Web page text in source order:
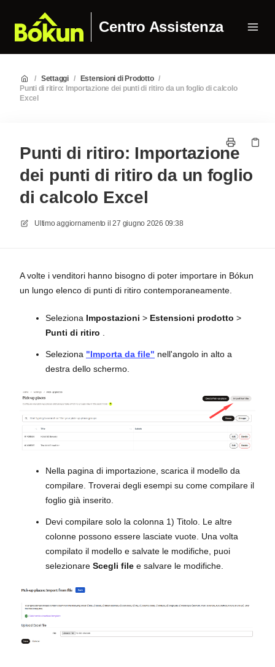
Centro Assistenza
/ Settaggi / Estensioni di Prodotto /
Punti di ritiro: Importazione dei punti di ritiro da un foglio di calcolo
Excel
Punti di ritiro: Importazione
dei punti di ritiro da un foglio
di calcolo Excel
Ultimo aggiornamento il 27 giugno 2026 09:38
A volte i venditori hanno bisogno di poter importare in Bókun
un lungo elenco di punti di ritiro contemporaneamente.
Seleziona Impostazioni > Estensioni prodotto >
Punti di ritiro
Seleziona "Importa da file" nell'angolo in alto a
destra dello schermo.
Nella pagina di importazione, scarica il modello da
compilare. Troverai degli esempi su come compilare il
foglio già inserito.
Devi compilare solo la colonna 1) Titolo. Le altre
colonne possono essere lasciate vuote. Una volta
compilato il modello e salvate le modifiche, puoi
selezionare Scegli file e salvare le modifiche.